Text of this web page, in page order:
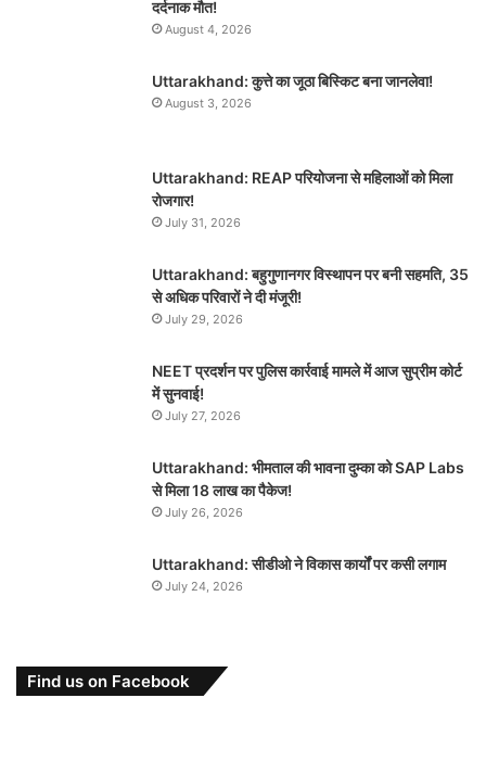
दर्दनाक मौत!
August 4, 2026
Uttarakhand: कुत्ते का जूठा बिस्किट बना जानलेवा!
August 3, 2026
Uttarakhand: REAP परियोजना से महिलाओं को मिला
रोजगार!
July 31, 2026
Uttarakhand: बहुगुणानगर विस्थापन पर बनी सहमति, 35
से अधिक परिवारों ने दी मंजूरी!
July 29, 2026
NEET प्रदर्शन पर पुलिस कार्रवाई मामले में आज सुप्रीम कोर्ट
में सुनवाई!
July 27, 2026
Uttarakhand: भीमताल की भावना दुम्का को SAP Labs
से मिला 18 लाख का पैकेज!
July 26, 2026
Uttarakhand: सीडीओ ने विकास कार्यों पर कसी लगाम
July 24, 2026
Find us on Facebook